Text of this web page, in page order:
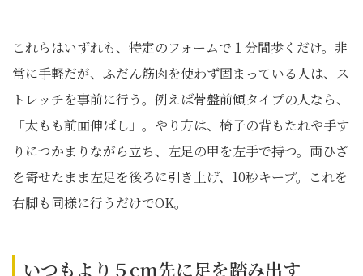
これらはいずれも、特定のフォームで１分間歩くだけ。非
常に手軽だが、ふだん筋肉を使わず固まっている人は、ス
トレッチを事前に行う。例えば骨盤前傾タイプの人なら、
「太もも前面伸ばし」。やり方は、椅子の背もたれや手す
りにつかまりながら立ち、左足の甲を左手で持つ。両ひざ
を寄せたまま左足を後ろに引き上げ、10秒キープ。これを
右脚も同様に行うだけでOK。
いつもより５cm先に足を踏み出す